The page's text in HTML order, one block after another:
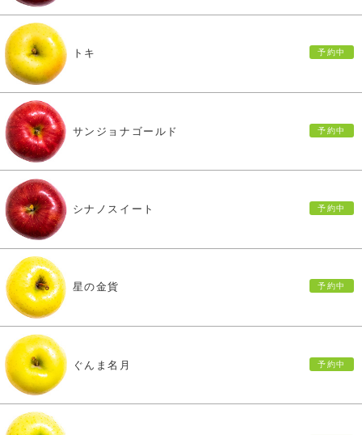
トキ
サンジョナゴールド
シナノスイート
星の金貨
ぐんま名月